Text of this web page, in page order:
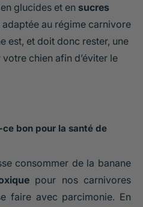
en glucides et en sucres
adaptée au régime carnivore
est, et doit donc rester, une
votre chien afin d’éviter le
bon pour la santé de
consommer de la banane
pour nos carnivores
faire avec parcimonie. En